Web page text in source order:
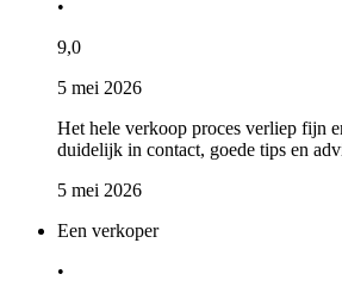
•
9,0
5 mei 2026
Het hele verkoop proces verliep fijn
duidelijk in contact, goede tips en
5 mei 2026
Een verkoper
•